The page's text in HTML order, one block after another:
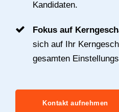
Kandidaten.
Fokus auf
sich auf Ihr
gesamten
Kontakt aufnehmen